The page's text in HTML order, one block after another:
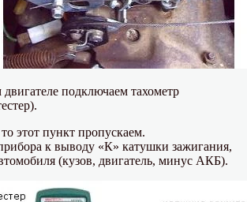
подключаем тахометр
этот пункт пропускаем.
к выводу «К» катушки зажигания,
(кузов, двигатель, минус АКБ).